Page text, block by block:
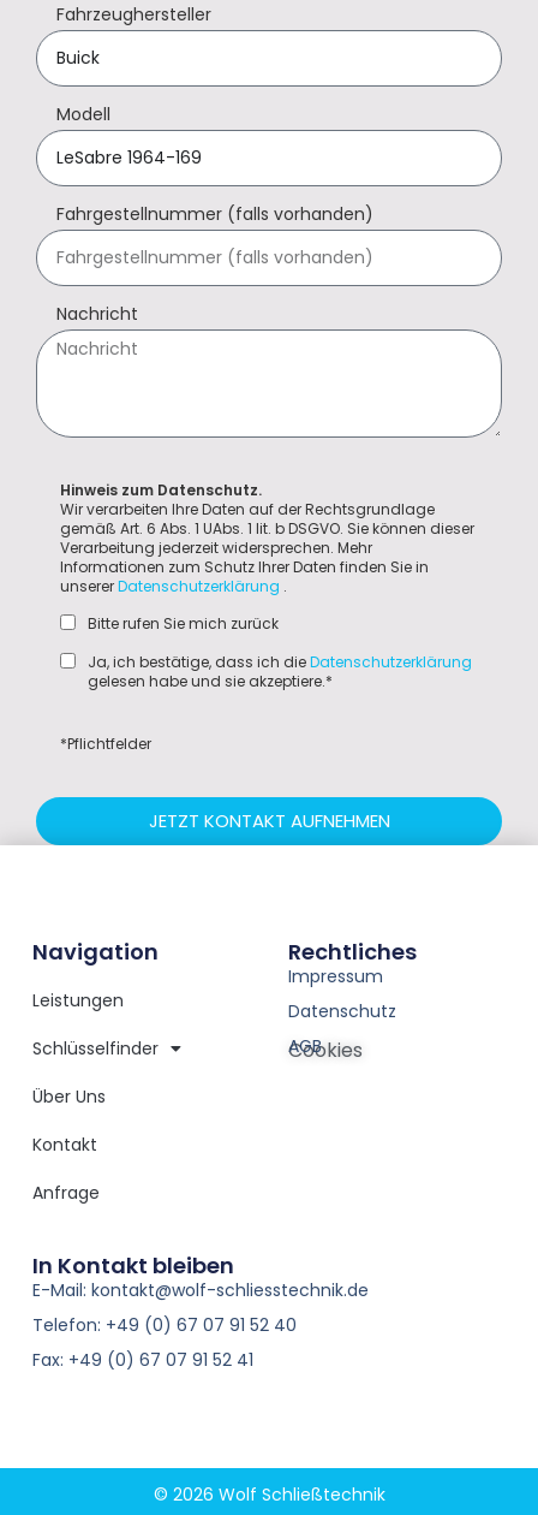
Fahrzeughersteller
Modell
Fahrgestellnummer (falls vorhanden)
Nachricht
Hinweis zum Datenschutz.
Wir verarbeiten Ihre Daten auf der Rechtsgrundlage
gemäß Art. 6 Abs. 1 UAbs. 1 lit. b DSGVO. Sie können dieser
Verarbeitung jederzeit widersprechen. Mehr
Informationen zum Schutz Ihrer Daten finden Sie in
unsererDatenschutzerklärung .
Bitte rufen Sie mich zurück
Ja, ich bestätige, dass ich dieDatenschutzerklärung
gelesen habe und sie akzeptiere.*
*Pflichtfelder
JETZT KONTAKT AUFNEHMEN
In Kontakt bleiben
E-Mail: kontakt@wolf-schliesstechnik.de
Telefon: +49 (0) 67 07 91 52 40
Fax: +49 (0) 67 07 91 52 41
Navigation
Leistungen
Schlüsselfinder
Über Uns
Kontakt
Anfrage
Rechtliches
Impressum
Datenschutz
AGB
Cookies
© 2026 Wolf Schließtechnik